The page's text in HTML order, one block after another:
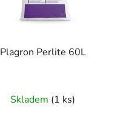
Plagron Perlite 60L
Skladem (1 ks)